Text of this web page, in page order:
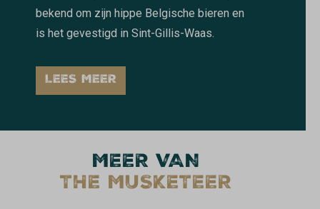
bekend om zijn hippe Belgische bieren en
is het gevestigd in Sint-Gillis-Waas.
LEES MEER
MEER VAN
THE MUSKETEER